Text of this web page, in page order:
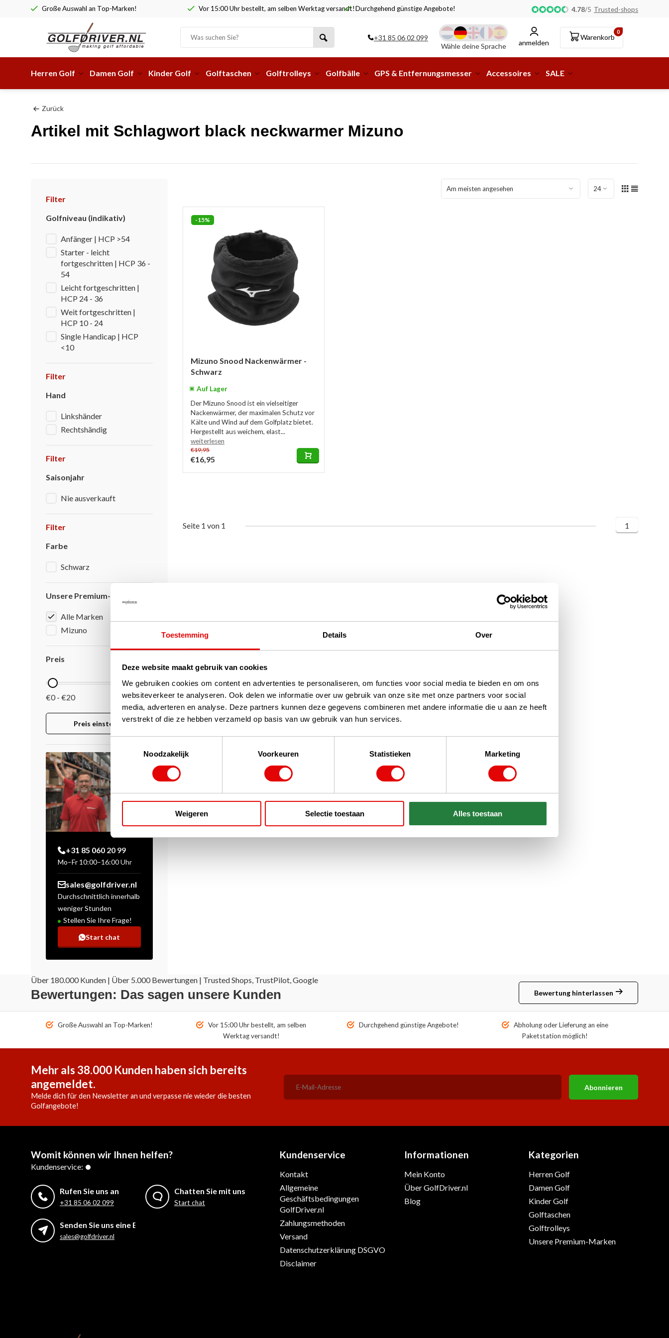
Toestemming Details Over
Deze website maakt gebruik van cookies
We gebruiken cookies om content en advertenties te personaliseren, om functies voor social media te bieden en om ons
websiteverkeer te analyseren. Ook delen we informatie over uw gebruik van onze site met onze partners voor social
media, adverteren en analyse. Deze partners kunnen deze gegevens combineren met andere informatie die u aan ze heeft
verstrekt of die ze hebben verzameld op basis van uw gebruik van hun services.
Noodzakelijk
Voorkeuren Statistieken Marketing
Weigeren Selectie toestaan Alles toestaan
Große Auswahl an Top-Marken! Vor 15:00 Uhr bestellt, am selben Werktag versandt!Durchgehend günstige Angebote! Abholung oder Lieferung an eine Paketstation
4.78/5 Trusted-shops
+31 85 06 02 099
Wähle deine Sprache
anmelden
0
Warenkorb
Herren Golf Damen Golf Kinder Golf Golftaschen Golftrolleys Golfbälle GPS & Entfernungsmesser Accessoires SALE
Zurück
Artikel mit Schlagwort black neckwarmer Mizuno
Filter
Golfniveau (indikativ)
Anfänger | HCP >54
Starter - leicht
fortgeschritten | HCP 36 -
54
Leicht fortgeschritten |
HCP 24 - 36
Weit fortgeschritten |
HCP 10 - 24
Single Handicap | HCP
<10
Filter
Hand
Linkshänder
Rechtshändig
Filter
Saisonjahr
Nie ausverkauft
Filter
Farbe
Schwarz
Unsere Premium-Marken
Alle Marken
Mizuno
Preis
€0 - €20
Preis einstellen
+31 85 060 20 99
Mo–Fr 10:00–16:00 Uhr
sales@golfdriver.nl
Durchschnittlich innerhalb
weniger Stunden
Stellen Sie Ihre Frage!
Start chat
-15%
Mizuno Snood Nackenwärmer -
Schwarz
Auf Lager
Der Mizuno Snood ist ein vielseitiger
Nackenwärmer, der maximalen Schutz vor
Kälte und Wind auf dem Golfplatz bietet.
Hergestellt aus weichem, elast...
weiterlesen
€19,95
€16,95
Seite 1 von 1 1
Über 180.000 Kunden | Über 5.000 Bewertungen | Trusted Shops, TrustPilot, Google
Bewertungen: Das sagen unsere Kunden Bewertung hinterlassen
Große Auswahl an Top-Marken!
Vor 15:00 Uhr bestellt, am selben
Werktag versandt!
Durchgehend günstige Angebote!
Abholung oder Lieferung an eine
Paketstation möglich!
Mehr als 38.000 Kunden haben sich bereits
angemeldet.
Melde dich für den Newsletter an und verpasse nie wieder die besten
Golfangebote!
Abonnieren
Womit können wir Ihnen helfen?
Kundenservice:
Rufen Sie uns an
+31 85 06 02 099
Chatten Sie mit uns
Start chat
Senden Sie uns eine E-Mail
sales@golfdriver.nl
Kundenservice
Kontakt
Allgemeine
Geschäftsbedingungen
GolfDriver.nl
Zahlungsmethoden
Versand
Datenschutzerklärung DSGVO
Disclaimer
Informationen
Mein Konto
Über GolfDriver.nl
Blog
Kategorien
Herren Golf
Damen Golf
Kinder Golf
Golftaschen
Golftrolleys
Unsere Premium-Marken